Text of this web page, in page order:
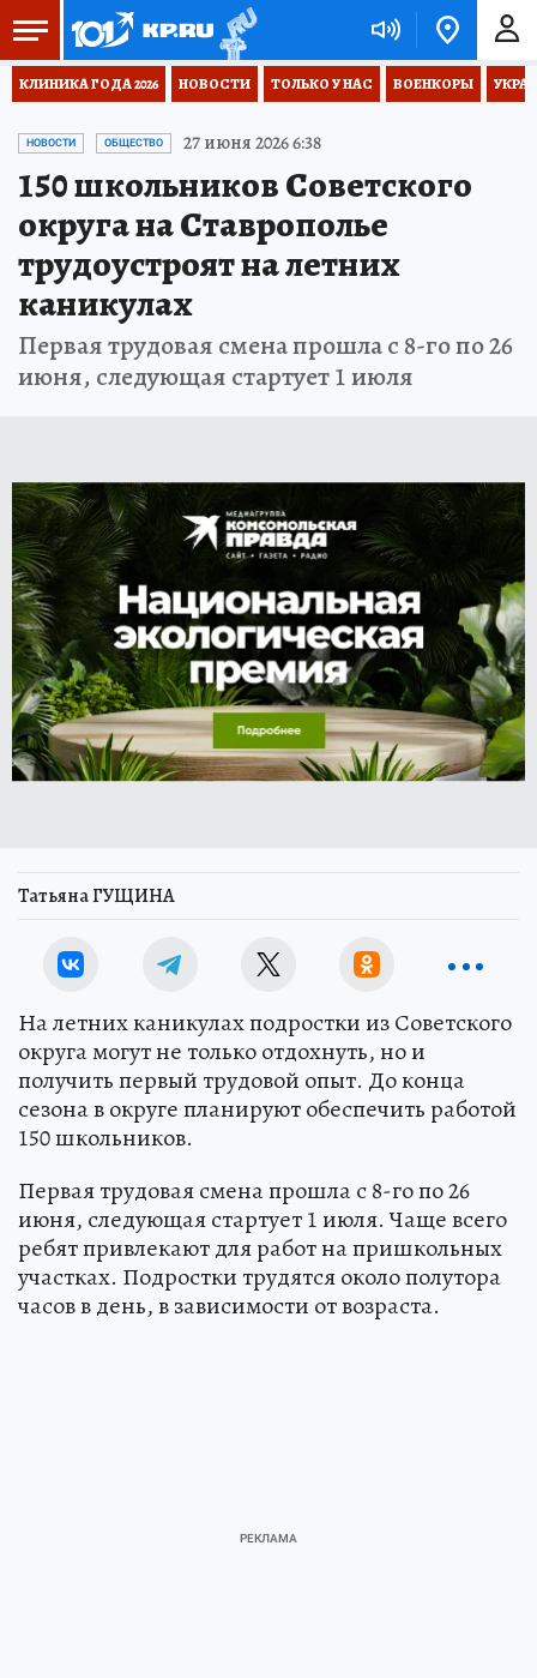
КЛИНИКА ГОДА 2026 НОВОСТИ ТОЛЬКО У НАС ВОЕНКОРЫ
НОВОСТИ ОБЩЕСТВО 27 июня 2026 6:38
150 школьников Советского
округа на Ставрополье
трудоустроят на летних
каникулах
Первая трудовая смена прошла с 8-го по 26
июня, следующая стартует 1 июля
Татьяна ГУЩИНА
На летних каникулах подростки из Советского
округа могут не только отдохнуть, но и
получить первый трудовой опыт. До конца
сезона в округе планируют обеспечить работой
150 школьников.
Первая трудовая смена прошла с 8-го по 26
июня, следующая стартует 1 июля. Чаще всего
ребят привлекают для работ на пришкольных
участках. Подростки трудятся около полутора
часов в день, в зависимости от возраста.